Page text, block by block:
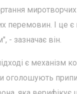
миротворчих
перемовин. І це
- зазначає він.
є механізм
оголошують